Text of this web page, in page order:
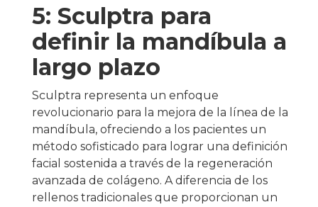
5: Sculptra para
definir la mandíbula a
largo plazo
Sculptra representa un enfoque
revolucionario para la mejora de la línea de la
mandíbula, ofreciendo a los pacientes un
método sofisticado para lograr una definición
facial sostenida a través de la regeneración
avanzada de colágeno. A diferencia de los
rellenos tradicionales que proporcionan un